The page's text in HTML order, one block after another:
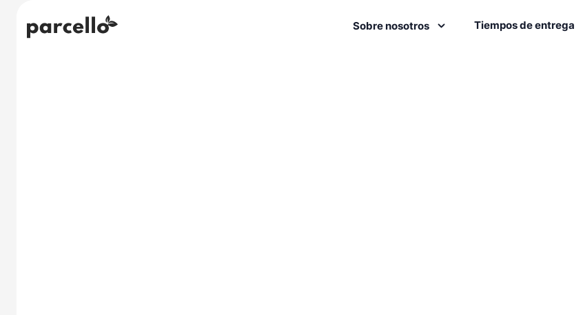
Sobre nosotros Tiempos de entrega